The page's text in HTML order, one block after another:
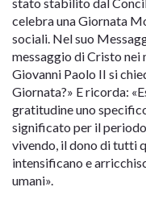
celebra una Giornata
sociali. Nel suo
messaggio di Cristo nei
Giovanni Paolo II si
Giornata?» E ricorda:
gratitudine uno
significato per il
vivendo, il dono di tutti
intensificano e
umani».